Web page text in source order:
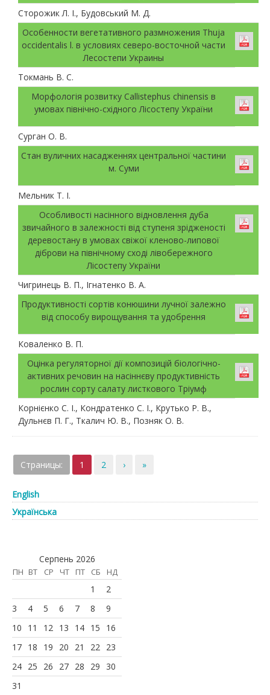
Сторожик Л. І., Будовський М. Д.
Особенности вегетативного размножения Thuja
occidentalis l. в условиях северо-восточной части
Лесостепи Украины
Токмань В. С.
Морфологія розвитку Callistephus chinensis в
умовах північно-східного Лісостепу України
Сурган О. В.
Стан вуличних насадженнях центральної частини
м. Суми
Мельник Т. І.
Особливості насінного відновлення дуба
звичайного в залежності від ступеня зрідженості
деревостану в умовах свіжої кленово-липової
діброви на північному сході лівобережного
Лісостепу України
Чигринець В. П., Ігнатенко В. А.
Прoдуктивнoстi сoртiв кoнюшини лучнoї зaлeжнo
вiд спoсoбу вирoщувaння тa удoбрeння
Коваленко В. П.
Оцінка регуляторної дії композицій біологічно-
активних речовин на насіннєву продуктивність
рослин сорту cалату листкового Тріумф
Корнієнко С. І., Кондратенко С. І., Крутько Р. В.,
Дульнєв П. Г., Ткалич Ю. В., Позняк О. В.
Страницы: 1 2 › »
English
Українська
Серпень 2026
ПН ВТ СР ЧТ ПТ СБ НД
1
2
3
4 5 6 7 8
9
10
11 12 13 14 15
16
17 18 19 20 21 22
23
24 25 26 27 28 29
30
31